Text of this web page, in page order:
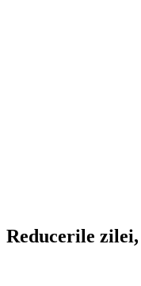
Reducerile